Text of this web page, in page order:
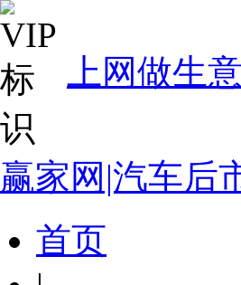
上网做生
赢家网|汽车后
首页